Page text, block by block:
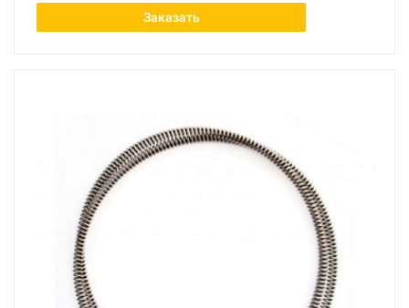
Заказать